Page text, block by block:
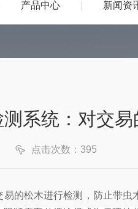
产品中心 新闻资
系统：对交
点击次数：395
的松木进行检测，防止带